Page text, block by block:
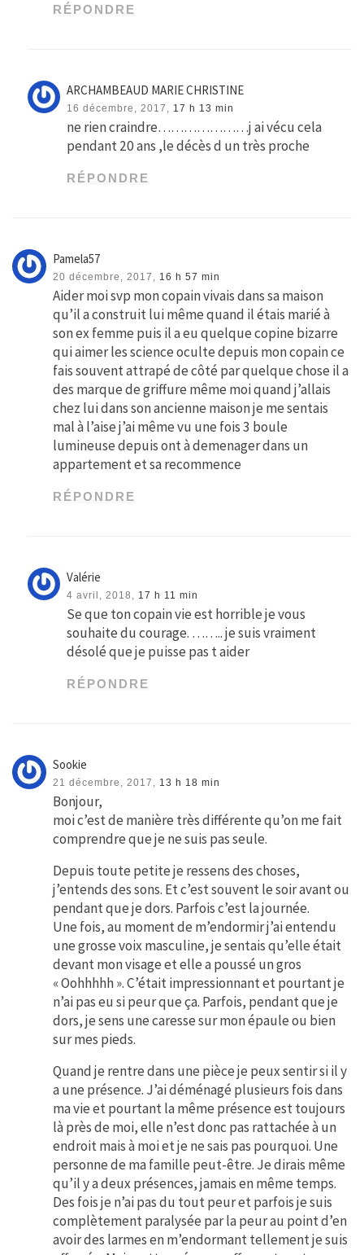
RÉPONDRE
ARCHAMBEAUD MARIE CHRISTINE
16 décembre, 2017, 17 h 13 min
ne rien craindre…………………j ai vécu cela
pendant 20 ans ,le décès d un très proche
RÉPONDRE
Pamela57
20 décembre, 2017, 16 h 57 min
Aider moi svp mon copain vivais dans sa maison
qu’il a construit lui même quand il étais marié à
son ex femme puis il a eu quelque copine bizarre
qui aimer les science oculte depuis mon copain ce
fais souvent attrapé de côté par quelque chose il a
des marque de griffure même moi quand j’allais
chez lui dans son ancienne maison je me sentais
mal à l’aise j’ai même vu une fois 3 boule
lumineuse depuis ont à demenager dans un
appartement et sa recommence
RÉPONDRE
Valérie
4 avril, 2018, 17 h 11 min
Se que ton copain vie est horrible je vous
souhaite du courage. …….. je suis vraiment
désolé que je puisse pas t aider
RÉPONDRE
Sookie
21 décembre, 2017, 13 h 18 min
Bonjour,
moi c’est de manière très différente qu’on me fait
comprendre que je ne suis pas seule.
Depuis toute petite je ressens des choses,
j’entends des sons. Et c’est souvent le soir avant ou
pendant que je dors. Parfois c’est la journée.
Une fois, au moment de m’endormir j’ai entendu
une grosse voix masculine, je sentais qu’elle était
devant mon visage et elle a poussé un gros
« Oohhhhh ». C’était impressionnant et pourtant je
n’ai pas eu si peur que ça. Parfois, pendant que je
dors, je sens une caresse sur mon épaule ou bien
sur mes pieds.
Quand je rentre dans une pièce je peux sentir si il y
a une présence. J’ai déménagé plusieurs fois dans
ma vie et pourtant la même présence est toujours
là près de moi, elle n’est donc pas rattachée à un
endroit mais à moi et je ne sais pas pourquoi. Une
personne de ma famille peut-être. Je dirais même
qu’il y a deux présences, jamais en même temps.
Des fois je n’ai pas du tout peur et parfois je suis
complètement paralysée par la peur au point d’en
avoir des larmes en m’endormant tellement je suis